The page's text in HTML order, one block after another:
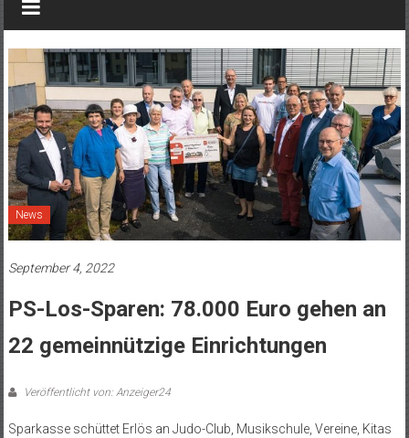
News
September 4, 2022
PS-Los-Sparen: 78.000 Euro gehen an
22 gemeinnützige Einrichtungen
Veröffentlicht von: Anzeiger24
Sparkasse schüttet Erlös an Judo-Club, Musikschule, Vereine, Kitas